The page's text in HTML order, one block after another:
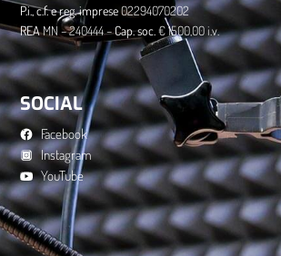
P.i., c.f. e reg. imprese02294070202
​REAMN – 240444 –Cap. soc. € 1500,00 i.v.
SOCIAL
Facebook
Instagram
YouTube